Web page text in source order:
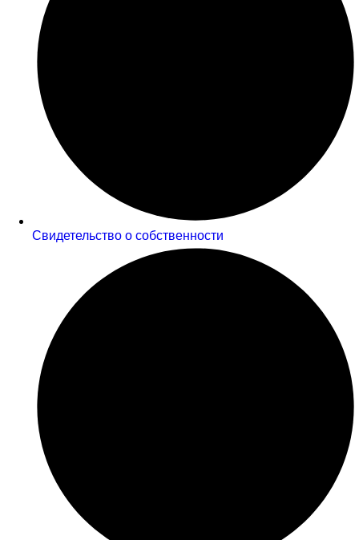
Cвидетельство о собственности